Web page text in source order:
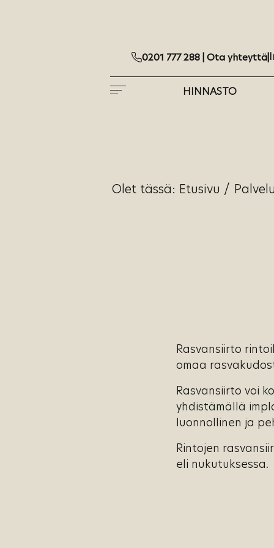
0201 777 288 |Ota yhteyttä|
HINNASTO
Olet tässä: Etusivu /
Rasvansiirto
omaa
Rasvansiirto voi
yhdistämällä
luonnollinen ja
Rintojen
eli nukutuksessa.